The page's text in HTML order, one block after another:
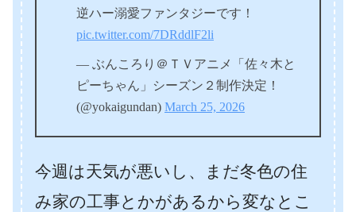
逆ハー溺愛ファンタジーです！
pic.twitter.com/7DRddlF2li
— ぶんころり＠ＴＶアニメ「佐々木と
ピーちゃん」シーズン２制作決定！
(@yokaigundan) March 25, 2026
今週は天気が悪いし、まだ冬色の住
み家の工事とかがあるから変なとこ